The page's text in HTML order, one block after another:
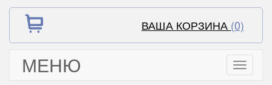
ВАША КОРЗИНА (0)
МЕНЮ
Toggle